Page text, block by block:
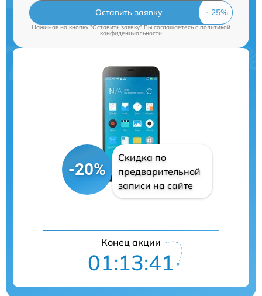
Оставить заявку
Нажимая на кнопку "Оставить заявку" Вы соглашаетесь cполитикой
конфиденциальности
-20%
Скидка по
предварительной
записи на сайте
Конец акции
01:13:41